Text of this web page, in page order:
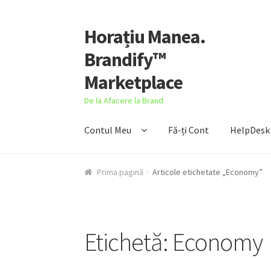
Sari
la
navigare
Sari
la
conținut
Horațiu Manea.
Brandify™
Marketplace
De la Afacere la Brand
Contul Meu Fă-ți Cont HelpDesk
Prima pagină Articole etichetate „Economy”
Etichetă: Economy